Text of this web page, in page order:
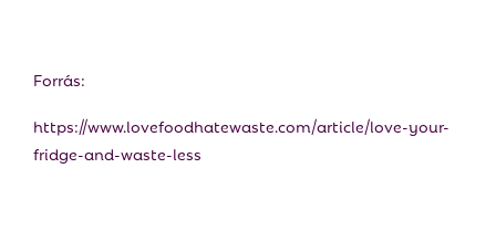
Forrás:
https://www.lovefoodhatewaste.com/article/love-your-
fridge-and-waste-less